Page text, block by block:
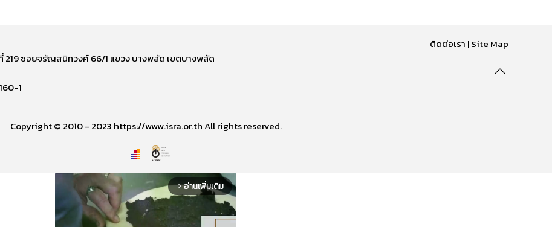
ที่ 219 ซอยจรัญสนิทวงศ์ 66/1 แขวง บางพลัด เขตบางพลัด
1
ติดต่อเรา |Site Map
Copyright © 2010 - 2023 https://www.isra.or.th All rights reserved.
arrow_forward_ios อ่านเพิ่มเติม